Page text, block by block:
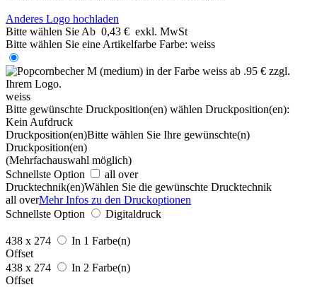
Anderes Logo hochladen
Bitte wählen Sie Ab 0,43 € exkl. MwSt
Bitte wählen Sie eine Artikelfarbe Farbe: weiss
weiss
Bitte gewünschte Druckposition(en) wählen Druckposition(en):
Kein Aufdruck
Druckposition(en)Bitte wählen Sie Ihre gewünschte(n)
Druckposition(en)
(Mehrfachauswahl möglich)
Schnellste Option
all over
Drucktechnik(en)Wählen Sie die gewünschte Drucktechnik
all overMehr Infos zu den Druckoptionen
Schnellste Option
Digitaldruck
438 x 274
In 1 Farbe(n)
Offset
438 x 274
In 2 Farbe(n)
Offset